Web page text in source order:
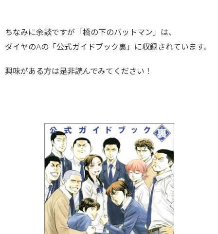
ちなみに余談ですが「橋の下のバットマン」は、
ダイヤのAの「公式ガイドブック裏」に収録されています。
興味がある方は是非読んでみてください！